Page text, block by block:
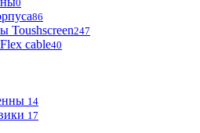
0
86
Toushscreen247
cable40
14
17